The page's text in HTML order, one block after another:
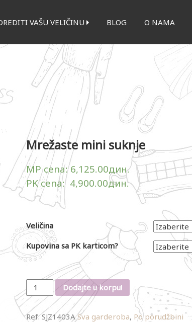
VAŠU VELIČINU BLOG O NAMA
Mrežaste mini suknje
MP cena:6,125.00дин.
PK cena: 4,900.00дин.
Veličina
Kupovina sa PK karticom?
Količina Dodajte u korpu!
Ref.SJZ1403A Sva garderoba, Po porudžbini